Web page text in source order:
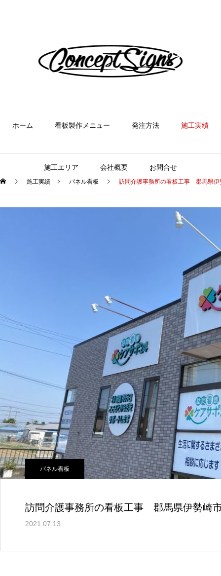
ホーム 看板製作メニュー 発注方法 施工実績
施工エリア 会社概要 お問合せ
施工実績 パネル看板 訪問介護事務所の看板工事 郡馬県伊
パネル看板
訪問介護事務所の看板工事 郡馬県伊勢崎
2021.07.13